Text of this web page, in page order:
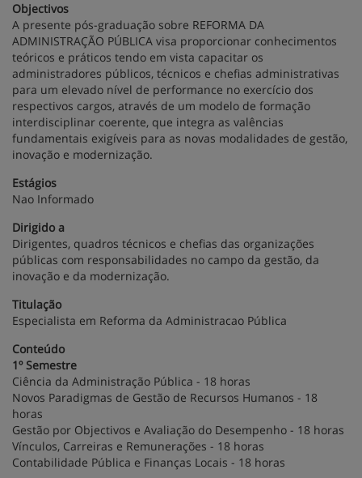
Objectivos
A presente pós-graduação sobre REFORMA DA
ADMINISTRAÇÃO PÚBLICA visa proporcionar conhecimentos
teóricos e práticos tendo em vista capacitar os
administradores públicos, técnicos e chefias administrativas
para um elevado nível de performance no exercício dos
respectivos cargos, através de um modelo de formação
interdisciplinar coerente, que integra as valências
fundamentais exigíveis para as novas modalidades de gestão,
inovação e modernização.
Estágios
Nao Informado
Dirigido a
Dirigentes, quadros técnicos e chefias das organizações
públicas com responsabilidades no campo da gestão, da
inovação e da modernização.
Titulação
Especialista em Reforma da Administracao Pública
Conteúdo
1º Semestre
Ciência da Administração Pública - 18 horas
Novos Paradigmas de Gestão de Recursos Humanos - 18
horas
Gestão por Objectivos e Avaliação do Desempenho - 18 horas
Vínculos, Carreiras e Remunerações - 18 horas
Contabilidade Pública e Finanças Locais - 18 horas